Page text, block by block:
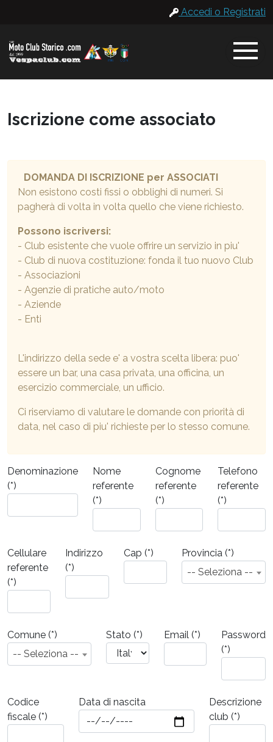
Accedi o Registrati
Iscrizione come associato
DOMANDA DI ISCRIZIONE per ASSOCIATI
Non esistono costi fissi o obblighi di numeri. Si
pagherà di volta in volta quello che viene richiesto.
Possono iscriversi:
- Club esistente che vuole offrire un servizio in piu'
- Club di nuova costituzione: fonda il tuo nuovo Club
- Associazioni
- Agenzie di pratiche auto/moto
- Aziende
- Enti
L'indirizzo della sede e' a vostra scelta libera: puo'
essere un bar, una casa privata, una officina, un
esercizio commerciale, un ufficio.
Ci riserviamo di valutare le domande con priorità di
data, nel caso di piu' richieste per lo stesso comune.
Denominazione
(*)
Nome
referente
(*)
Cognome
referente
(*)
Telefono
referente
(*)
Cellulare
referente
(*)
Indirizzo
(*)
Cap (*)
Provincia (*)
-- Seleziona --
Comune (*)
-- Seleziona --
Stato (*) Email (*)
Password
(*)
Codice
fiscale (*)
Data di nascita
Descrizione
club (*)